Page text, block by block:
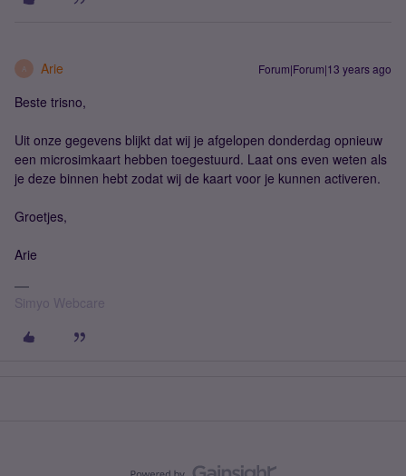
A Arie Forum|Forum|13 years ago
Beste trisno,
Uit onze gegevens blijkt dat wij je afgelopen donderdag opnieuw
een microsimkaart hebben toegestuurd. Laat ons even weten als
je deze binnen hebt zodat wij de kaart voor je kunnen activeren.
Groetjes,
Arie
Simyo Webcare